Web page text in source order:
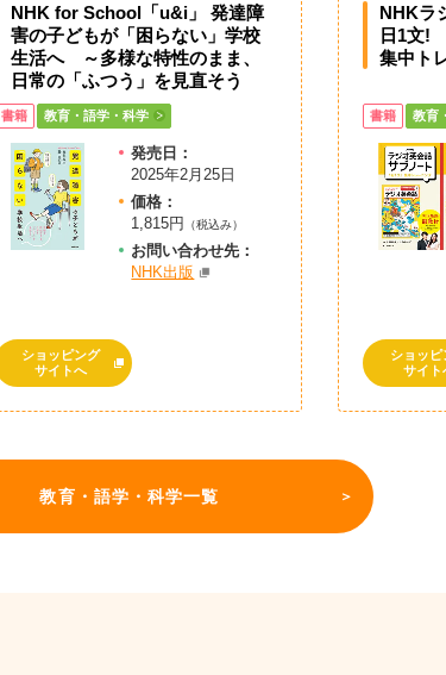
NHK for School「u&i」 発達障
害の子どもが「困らない」学校
生活へ ～多様な特性のまま、
日常の「ふつう」を見直そう
書籍 教育・語学・科学
発売日：
2025年2月25日
価格：
1,815円
（税込み）
お問い合わせ先：
NHK出版
ショッピング
サイトへ
NHKラ
日1文!
集中ト
書籍 教育
ショッピ
サイト
教育・語学・科学一覧